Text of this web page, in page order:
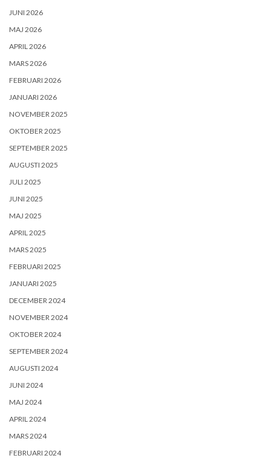
JUNI 2026
MAJ 2026
APRIL 2026
MARS 2026
FEBRUARI 2026
JANUARI 2026
NOVEMBER 2025
OKTOBER 2025
SEPTEMBER 2025
AUGUSTI 2025
JULI 2025
JUNI 2025
MAJ 2025
APRIL 2025
MARS 2025
FEBRUARI 2025
JANUARI 2025
DECEMBER 2024
NOVEMBER 2024
OKTOBER 2024
SEPTEMBER 2024
AUGUSTI 2024
JUNI 2024
MAJ 2024
APRIL 2024
MARS 2024
FEBRUARI 2024